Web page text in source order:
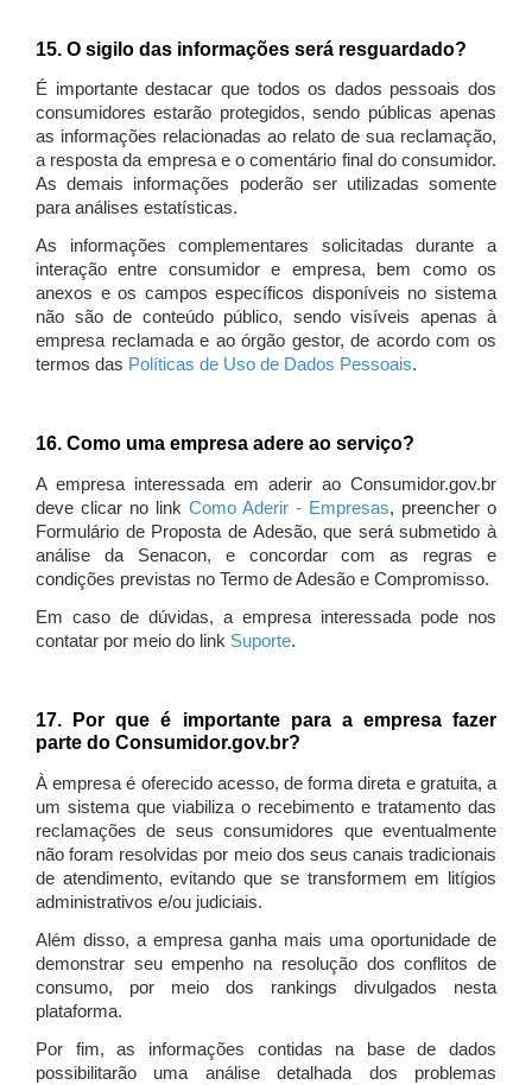
15. O sigilo das informações será resguardado?
É importante destacar que todos os dados pessoais dos
consumidores estarão protegidos, sendo públicas apenas
as informações relacionadas ao relato de sua reclamação,
a resposta da empresa e o comentário final do consumidor.
As demais informações poderão ser utilizadas somente
para análises estatísticas.
As informações complementares solicitadas durante a
interação entre consumidor e empresa, bem como os
anexos e os campos específicos disponíveis no sistema
não são de conteúdo público, sendo visíveis apenas à
empresa reclamada e ao órgão gestor, de acordo com os
termos das Políticas de Uso de Dados Pessoais.
16. Como uma empresa adere ao serviço?
A empresa interessada em aderir ao Consumidor.gov.br
deve clicar no link Como Aderir - Empresas, preencher o
Formulário de Proposta de Adesão, que será submetido à
análise da Senacon, e concordar com as regras e
condições previstas no Termo de Adesão e Compromisso.
Em caso de dúvidas, a empresa interessada pode nos
contatar por meio do link Suporte.
17. Por que é importante para a empresa fazer
parte do Consumidor.gov.br?
À empresa é oferecido acesso, de forma direta e gratuita, a
um sistema que viabiliza o recebimento e tratamento das
reclamações de seus consumidores que eventualmente
não foram resolvidas por meio dos seus canais tradicionais
de atendimento, evitando que se transformem em litígios
administrativos e/ou judiciais.
Além disso, a empresa ganha mais uma oportunidade de
demonstrar seu empenho na resolução dos conflitos de
consumo, por meio dos rankings divulgados nesta
plataforma.
Por fim, as informações contidas na base de dados
possibilitarão uma análise detalhada dos problemas